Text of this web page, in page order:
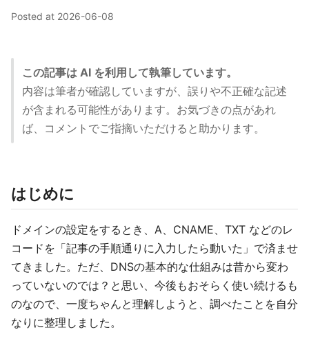
Posted at 2026-06-08
この記事は AI を利用して執筆しています。
内容は筆者が確認していますが、誤りや不正確な記述
が含まれる可能性があります。お気づきの点があれ
ば、コメントでご指摘いただけると助かります。
はじめに
ドメインの設定をするとき、A、CNAME、TXT などのレ
コードを「記事の手順通りに入力したら動いた」で済ませ
てきました。ただ、DNSの基本的な仕組みは昔から変わ
っていないのでは？と思い、今後もおそらく使い続けるも
のなので、一度ちゃんと理解しようと、調べたことを自分
なりに整理しました。